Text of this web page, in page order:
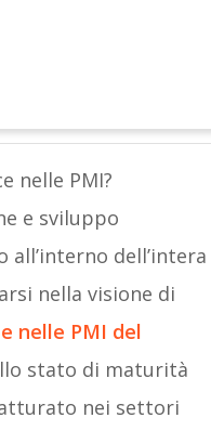
nelle PMI?
e sviluppo
dell’intera
nella visione di
nelle PMI del
stato di maturità
nei settori